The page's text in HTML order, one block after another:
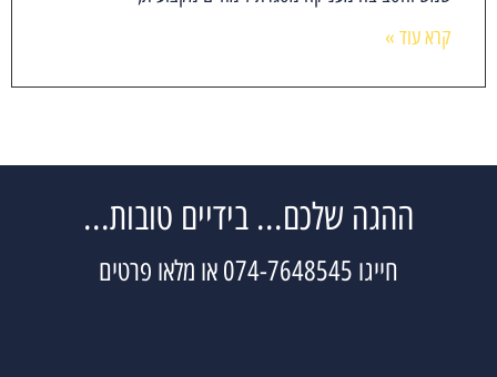
קרא עוד »
ההגה שלכם... בידיים טובות...
חייגו 074-7648545 או מלאו פרטים